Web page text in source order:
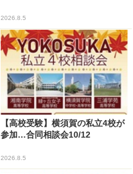
2026.8.5
【高校受験】横須賀の私立4校が
参加…合同相談会10/12
2026.8.5